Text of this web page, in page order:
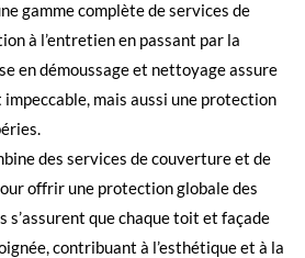
gamme complète de services de
à l’entretien en passant par la
en démoussage et nettoyage assure
impeccable, mais aussi une protection
des services de couverture et de
offrir une protection globale des
s’assurent que chaque toit et façade
contribuant à l’esthétique et à la